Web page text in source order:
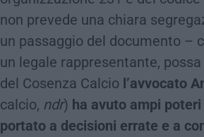
non prevede una chiara
un passaggio del documento –
un legale rappresentante,
del Cosenza Calcio l’avvocato
calcio, ndr) ha avuto ampi
portato a decisioni errate e a